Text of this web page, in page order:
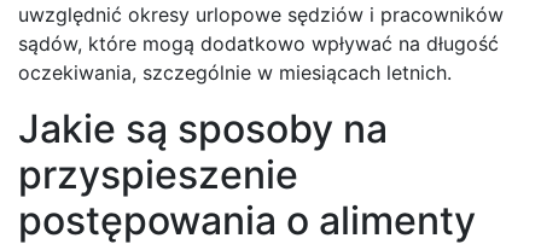
uwzględnić okresy urlopowe sędziów i pracowników
sądów, które mogą dodatkowo wpływać na długość
oczekiwania, szczególnie w miesiącach letnich.
Jakie są sposoby na
przyspieszenie
postępowania o alimenty